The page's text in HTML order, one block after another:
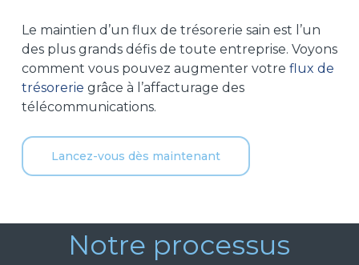
Le maintien d’un flux de trésorerie sain est l’un
des plus grands défis de toute entreprise. Voyons
comment vous pouvez augmenter votre flux de
trésorerie grâce à l’affacturage des
télécommunications.
Lancez-vous dès maintenant
Notre processus